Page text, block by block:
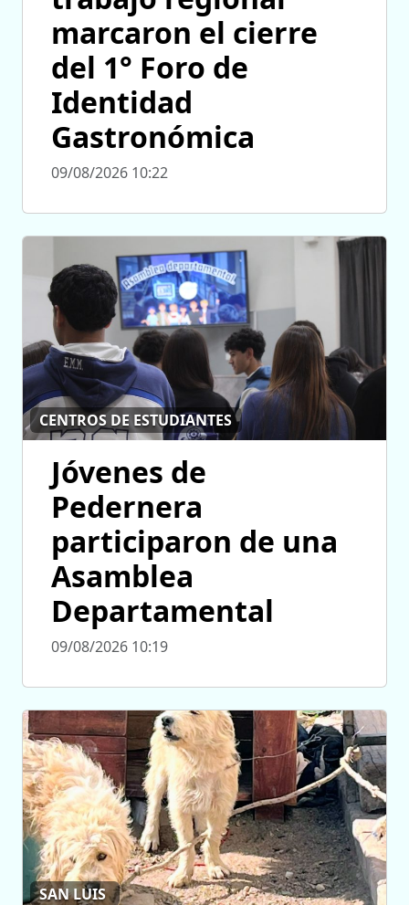
marcaron el cierre
del 1° Foro de
Identidad
Gastronómica
09/08/2026 10:22
CENTROS DE ESTUDIANTES
Jóvenes de
Pedernera
participaron de una
Asamblea
Departamental
09/08/2026 10:19
SAN LUIS